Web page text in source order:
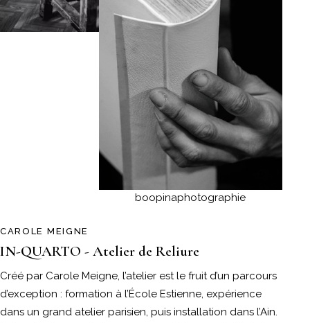
boopinaphotographie
CAROLE MEIGNE
IN-QUARTO - Atelier de Reliure
Créé par Carole Meigne, l’atelier est le fruit d’un parcours
d’exception : formation à l’École Estienne, expérience
dans un grand atelier parisien, puis installation dans l’Ain.